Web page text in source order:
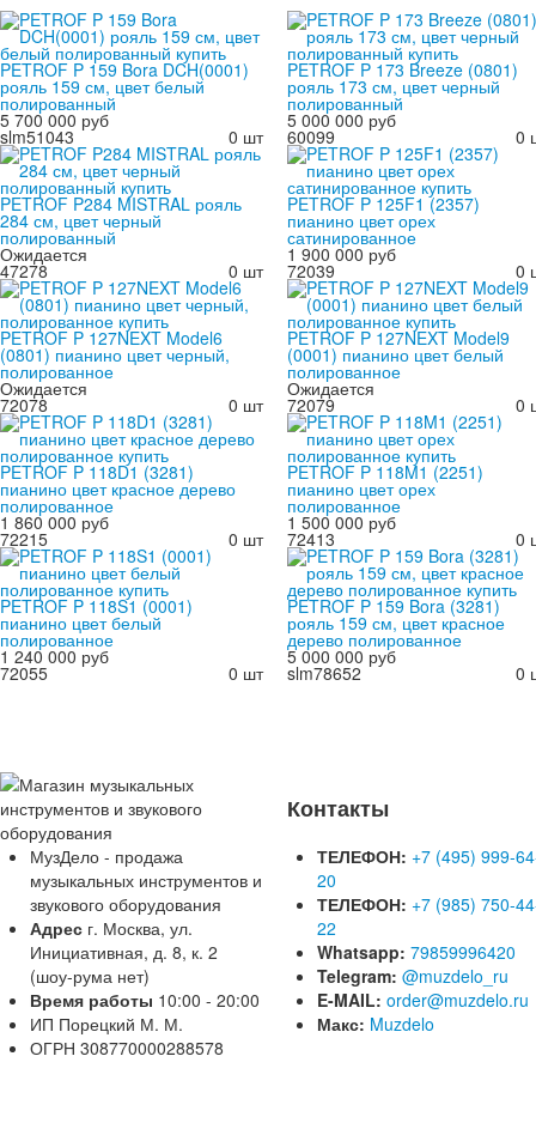
PETROF P 159 Bora DCH(0001)
рояль 159 см, цвет белый
полированный
5 700 000 руб
0 шт
slm51043
PETROF P 173 Breeze (0801)
рояль 173 см, цвет черный
полированный
5 000 000 руб
0
60099
PETROF P284 MISTRAL рояль
284 см, цвет черный
полированный
Ожидается
0 шт
47278
PETROF P 125F1 (2357)
пианино цвет орех
сатинированное
1 900 000 руб
0
72039
PETROF P 127NEXT Model6
(0801) пианино цвет черный,
полированное
Ожидается
0 шт
72078
PETROF P 127NEXT Model9
(0001) пианино цвет белый
полированное
Ожидается
0
72079
PETROF P 118D1 (3281)
пианино цвет красное дерево
полированное
1 860 000 руб
0 шт
72215
PETROF P 118M1 (2251)
пианино цвет орех
полированное
1 500 000 руб
0
72413
PETROF P 118S1 (0001)
пианино цвет белый
полированное
1 240 000 руб
0 шт
72055
PETROF P 159 Bora (3281)
рояль 159 см, цвет красное
дерево полированное
5 000 000 руб
0
slm78652
МузДело - продажа
музыкальных инструментов и
звукового оборудования
Адрес г. Москва, ул.
Инициативная, д. 8, к. 2
(шоу-рума нет)
Время работы 10:00 - 20:00
ИП Порецкий М. М.
ОГРН 308770000288578
Контакты
ТЕЛЕФОН: +7 (495) 999-
20
ТЕЛЕФОН: +7 (985) 750-
22
Whatsapp: 79859996420
Telegram: @muzdelo_ru
E-MAIL: order@muzdelo.ru
Макс: Muzdelo